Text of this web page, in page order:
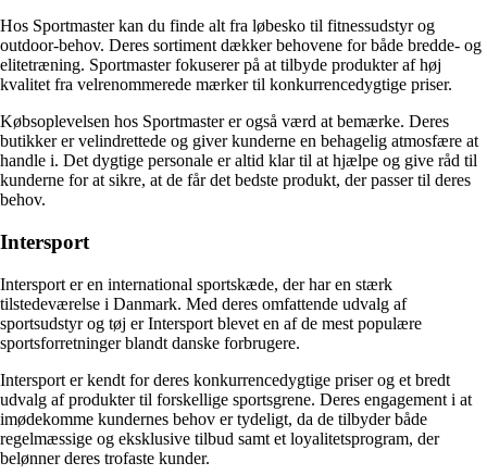
Hos Sportmaster kan du finde alt fra løbesko til fitnessudstyr og
outdoor-behov. Deres sortiment dækker behovene for både bredde- og
elitetræning. Sportmaster fokuserer på at tilbyde produkter af høj
kvalitet fra velrenommerede mærker til konkurrencedygtige priser.
Købsoplevelsen hos Sportmaster er også værd at bemærke. Deres
butikker er velindrettede og giver kunderne en behagelig atmosfære at
handle i. Det dygtige personale er altid klar til at hjælpe og give råd til
kunderne for at sikre, at de får det bedste produkt, der passer til deres
behov.
Intersport
Intersport er en international sportskæde, der har en stærk
tilstedeværelse i Danmark. Med deres omfattende udvalg af
sportsudstyr og tøj er Intersport blevet en af de mest populære
sportsforretninger blandt danske forbrugere.
Intersport er kendt for deres konkurrencedygtige priser og et bredt
udvalg af produkter til forskellige sportsgrene. Deres engagement i at
imødekomme kundernes behov er tydeligt, da de tilbyder både
regelmæssige og eksklusive tilbud samt et loyalitetsprogram, der
belønner deres trofaste kunder.